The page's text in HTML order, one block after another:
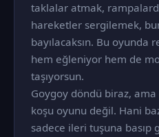
taklalar atmak,
hareketler sergilemek,
bayılacaksın. Bu oyunda
hem eğleniyor hem de
taşıyorsun.
Goygoy döndü biraz,
koşu oyunu değil. Hani
sadece ileri tuşuna basıp